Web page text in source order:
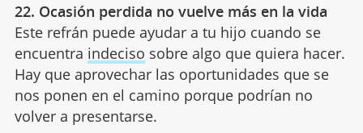
22. Ocasión perdida no vuelve más en la vida
Este refrán puede ayudar a tu hijo cuando se
encuentra indeciso sobre algo que quiera hacer.
Hay que aprovechar las oportunidades que se
nos ponen en el camino porque podrían no
volver a presentarse.